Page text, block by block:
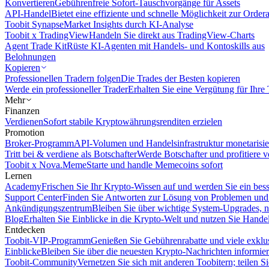
KonvertierenGebührenfreie Sofort-Tauschvorgänge für Assets
API-HandelBietet eine effiziente und schnelle Möglichkeit zur
Toobit SynapseMarket Insights durch KI-Analyse
Toobit x TradingViewHandeln Sie direkt aus TradingView-Charts
Agent Trade KitRüste KI-Agenten mit Handels- und Kontoskills aus
Belohnungen
Kopieren
Professionellen Tradern folgenDie Trades der Besten kopieren
Werde ein professioneller TraderErhalten Sie eine Vergütung für Ihre
Mehr
Finanzen
VerdienenSofort stabile Kryptowährungsrenditen erzielen
Promotion
Broker-ProgrammAPI-Volumen und Handelsinfrastruktur
Tritt bei & verdiene als BotschafterWerde Botschafter und profitiere
Toobit x Nova.MemeStarte und handle Memecoins sofort
Lernen
AcademyFrischen Sie Ihr Krypto-Wissen auf und werden Sie ein
Support CenterFinden Sie Antworten zur Lösung von Problemen
AnkündigungszentrumBleiben Sie über wichtige System-Upgrades,
BlogErhalten Sie Einblicke in die Krypto-Welt und nutzen Sie
Entdecken
Toobit-VIP-ProgrammGenießen Sie Gebührenrabatte und viele
EinblickeBleiben Sie über die neuesten Krypto-Nachrichten
Toobit-CommunityVernetzen Sie sich mit anderen Toobitern; teilen